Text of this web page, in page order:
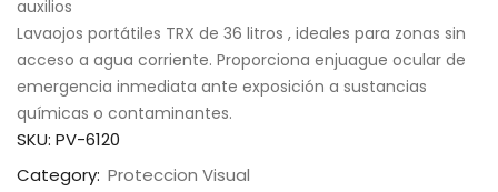
auxilios
Lavaojos portátiles TRX de 36 litros , ideales para zonas sin
acceso a agua corriente. Proporciona enjuague ocular de
emergencia inmediata ante exposición a sustancias
químicas o contaminantes.
SKU: PV-6120
Category: Proteccion Visual